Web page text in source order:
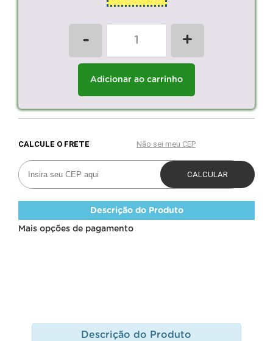
- +
Adicionar ao carrinho
Descrição do Produto
Mais opções de pagamento
Descrição do Produto